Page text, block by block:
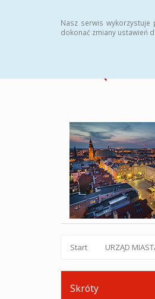
Nasz serwis wykorzystuje
dokonać zmiany ustawień
Start URZĄD
Skróty